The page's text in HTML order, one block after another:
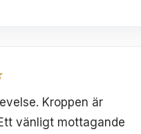
Kroppen är
vänligt mottagande